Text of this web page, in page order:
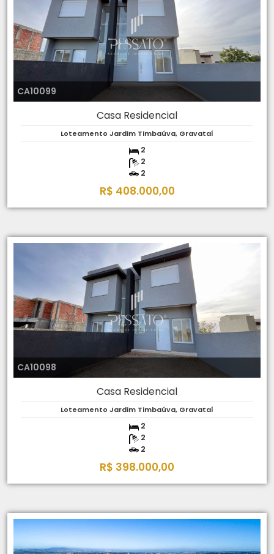
CA10099
Casa Residencial
Loteamento Jardim Timbaúva, Gravataí
2
2
2
R$ 408.000,00
CA10098
Casa Residencial
Loteamento Jardim Timbaúva, Gravataí
2
2
2
R$ 398.000,00